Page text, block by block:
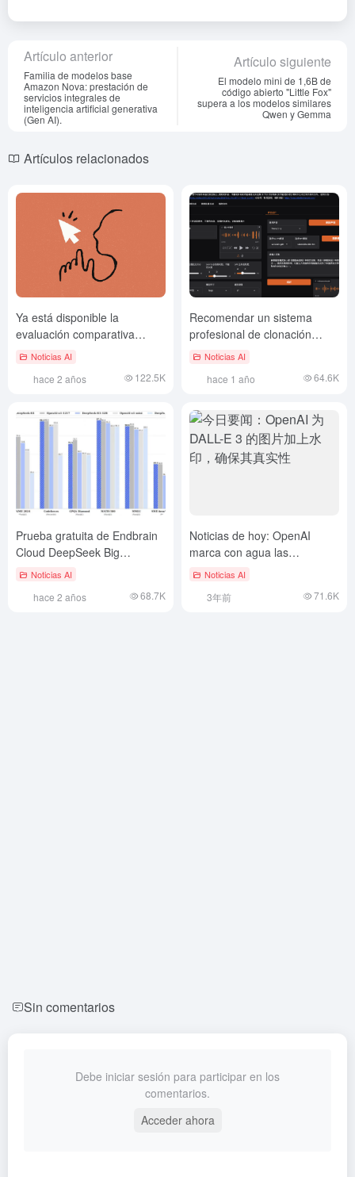
Artículo anterior
Familia de modelos base
Amazon Nova: prestación de
servicios integrales de
inteligencia artificial generativa
(Gen AI).
Artículo siguiente
El modelo mini de 1,6B de
código abierto "Little Fox"
supera a los modelos similares
Qwen y Gemma
Artículos relacionados
Ya está disponible la
evaluación comparativa
actualizada de Claude 3.5
capacidad de codificación
razonamiento de orden
superior no es tan bueno
como o1
Noticias AI
hace 2 años 122.5K
Recomendar un sistema
profesional de clonación
humana digital apto para
Noticias AI
hace 1 año 64.6K
Prueba gratuita de Endbrain
Cloud DeepSeek Big
Language Models, servidor
precargado con la versión
Noticias AI
hace 2 años 68.7K
Noticias de hoy: OpenAI
marca con agua las
imágenes de DALL-E 3 para
Noticias AI
3年前 71.6K
Sin comentarios
Debe iniciar sesión para participar en los
comentarios.
Acceder ahora